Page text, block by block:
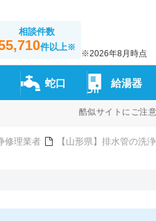
相談件数
件以上※
※2026年8月時点
蛇口 給湯器
酷似サイトにご注
修理業者 【山形県】排水管の洗